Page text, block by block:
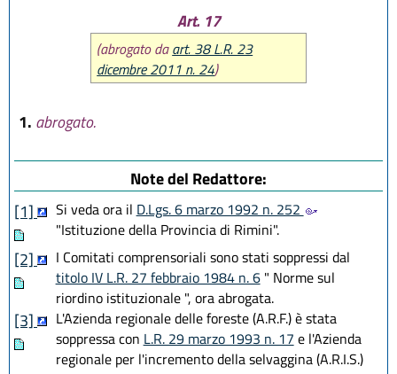
Art. 17
(abrogato daart. 38 L.R. 23
dicembre 2011 n. 24)
1. abrogato.
Note del Redattore:
[1]
Si veda ora il D.Lgs. 6 marzo 1992 n. 252
"Istituzione della Provincia di Rimini".
[2]
I Comitati comprensoriali sono stati soppressi dal
titolo IV L.R. 27 febbraio 1984 n. 6" Norme sul
riordino istituzionale ", ora abrogata.
[3]
L'Azienda regionale delle foreste (A.R.F.) è stata
soppressa con L.R. 29 marzo 1993 n. 17 e l'Azienda
regionale per l'incremento della selvaggina (A.R.I.S.)